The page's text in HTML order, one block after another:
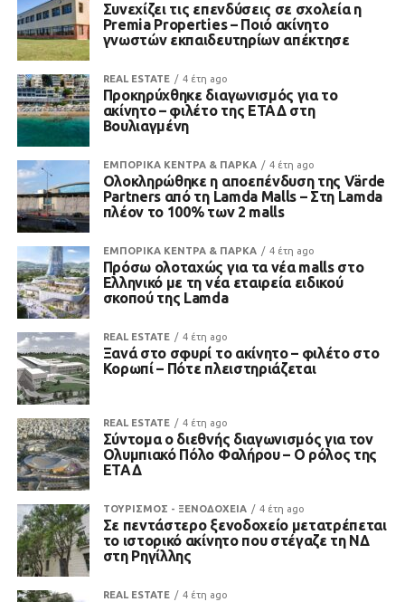
Συνεχίζει τις επενδύσεις σε σχολεία η
Premia Properties – Ποιό ακίνητο
γνωστών εκπαιδευτηρίων απέκτησε
REAL ESTATE 4 έτη ago
Προκηρύχθηκε διαγωνισμός για το
ακίνητο – φιλέτο της ΕΤΑΔ στη
Βουλιαγμένη
ΕΜΠΟΡΙΚΑ ΚΕΝΤΡΑ & ΠΑΡΚΑ 4 έτη ago
Ολοκληρώθηκε η αποεπένδυση της Värde
Partners από τη Lamda Malls – Στη Lamda
πλέον το 100% των 2 malls
ΕΜΠΟΡΙΚΑ ΚΕΝΤΡΑ & ΠΑΡΚΑ 4 έτη ago
Πρόσω ολοταχώς για τα νέα malls στο
Ελληνικό με τη νέα εταιρεία ειδικού
σκοπού της Lamda
REAL ESTATE 4 έτη ago
Ξανά στο σφυρί το ακίνητο – φιλέτο στο
Κορωπί – Πότε πλειστηριάζεται
REAL ESTATE 4 έτη ago
Σύντομα ο διεθνής διαγωνισμός για τον
Ολυμπιακό Πόλο Φαλήρου – Ο ρόλος της
ΕΤΑΔ
ΤΟΥΡΙΣΜΟΣ - ΞΕΝΟΔΟΧΕΙΑ 4 έτη ago
Σε πεντάστερο ξενοδοχείο μετατρέπεται
το ιστορικό ακίνητο που στέγαζε τη ΝΔ
στη Ρηγίλλης
REAL ESTATE 4 έτη ago